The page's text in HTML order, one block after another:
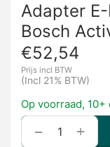
Adapter
Bosch
€52,54
Prijs incl BTW
(Incl 21% BTW)
Op voorraad,
+
−